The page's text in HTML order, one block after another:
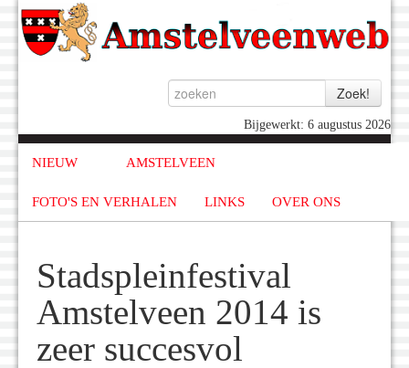
Bijgewerkt: 6 augustus 2026
NIEUW AMSTELVEEN
FOTO'S EN VERHALEN LINKS OVER ONS
Stadspleinfestival
Amstelveen 2014 is
zeer succesvol